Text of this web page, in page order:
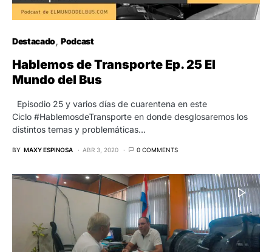
Destacado Podcast
Hablemos de Transporte Ep. 25 El
Mundo del Bus
Episodio 25 y varios días de cuarentena en este
Ciclo #HablemosdeTransporte en donde desglosaremos los
distintos temas y problemáticas…
BY MAXY ESPINOSA ABR 3, 2020 0 COMMENTS